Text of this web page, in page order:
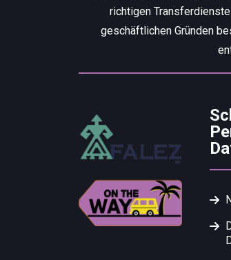
richtigen
geschäftlichen Gründen